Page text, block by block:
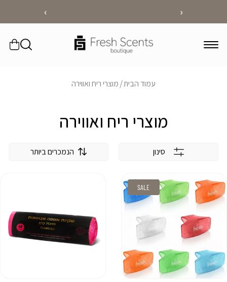
‹ מפיצי ריח חשמליים ומכשירי ריח יוקרתיים לבית
›
עֲגָלָה
עמוד הבית מוצרי ריח ואווירה
מוצרי ריח ואווירה
סינון הנמכרים ביותר
SALE